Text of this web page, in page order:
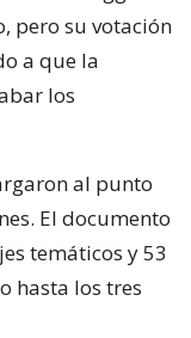
pero su votación
a que la
los
al punto
El documento
temáticos y 53
hasta los tres